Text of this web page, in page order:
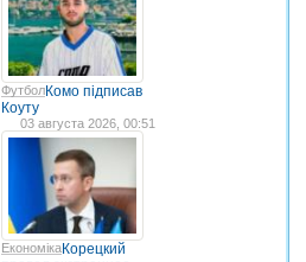
ФутболКомо підписав
Коуту
03 августа 2026, 00:51
ЕкономікаКорецкий